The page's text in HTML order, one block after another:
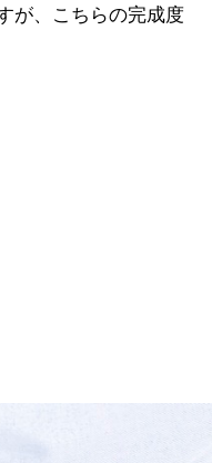
が、こちらの完成度